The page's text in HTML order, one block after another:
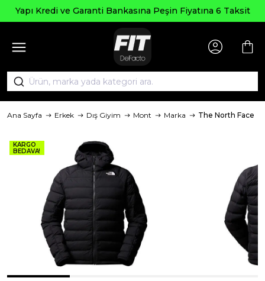
Yapı Kredi ve Garanti Bankasına Peşin Fiyatına 6 Taksit
Ana Sayfa Erkek Dış Giyim Mont Marka The North Face
KARGO
BEDAVA!